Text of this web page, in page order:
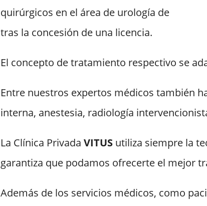
quirúrgicos en el área de urología de
tras la concesión de una licencia.
El concepto de tratamiento respectivo se
Entre nuestros expertos médicos también
interna, anestesia, radiología
La Clínica Privada VITUSutiliza siempre la
garantiza que podamos ofrecerte el mejor
Además de los servicios médicos, como